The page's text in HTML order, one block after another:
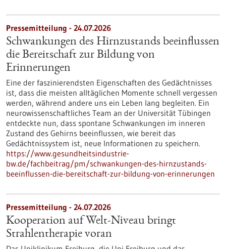
Pressemitteilung - 24.07.2026
Schwankungen des Hirnzustands beeinflussen
die Bereitschaft zur Bildung von
Erinnerungen
Eine der faszinierendsten Eigenschaften des Gedächtnisses
ist, dass die meisten alltäglichen Momente schnell vergessen
werden, während andere uns ein Leben lang begleiten. Ein
neurowissenschaftliches Team an der Universität Tübingen
entdeckte nun, dass spontane Schwankungen im inneren
Zustand des Gehirns beeinflussen, wie bereit das
Gedächtnissystem ist, neue Informationen zu speichern.
https://www.gesundheitsindustrie-
bw.de/fachbeitrag/pm/schwankungen-des-hirnzustands-
beeinflussen-die-bereitschaft-zur-bildung-von-erinnerungen
Pressemitteilung - 24.07.2026
Kooperation auf Welt-Niveau bringt
Strahlentherapie voran